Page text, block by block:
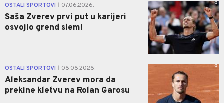
OSTALI SPORTOVI 07.06.2026.
Saša Zverev prvi put u karijeri
osvojio grend slem!
0
OSTALI SPORTOVI 06.06.2026.
Aleksandar Zverev mora da
prekine kletvu na Rolan Garosu
0